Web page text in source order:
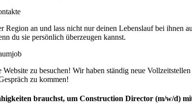
Region an und lass nicht nur deinen Lebenslauf bei
du sie persönlich überzeugen kannst.
Website zu besuchen! Wir haben ständig neue
zu kommen!
brauchst, um Construction Director (m/w/d)